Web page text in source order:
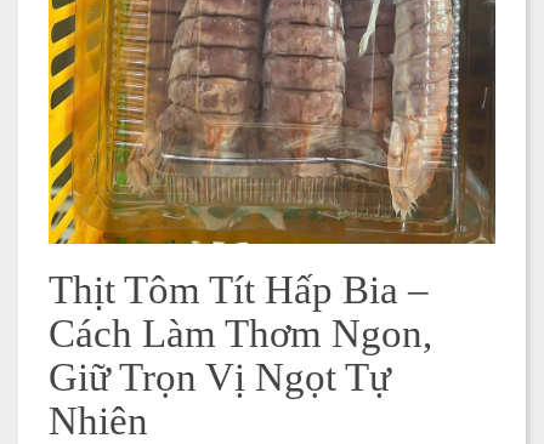
Thịt Tôm Tít Hấp Bia –
Cách Làm Thơm Ngon,
Giữ Trọn Vị Ngọt Tự
Nhiên